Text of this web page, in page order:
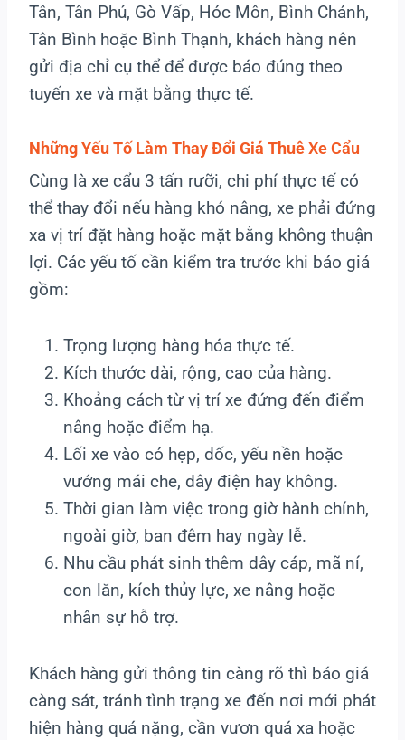
Tân, Tân Phú, Gò Vấp, Hóc Môn, Bình Chánh,
Tân Bình hoặc Bình Thạnh, khách hàng nên
gửi địa chỉ cụ thể để được báo đúng theo
tuyến xe và mặt bằng thực tế.
Những Yếu Tố Làm Thay Đổi Giá Thuê Xe Cẩu
Cùng là xe cẩu 3 tấn rưỡi, chi phí thực tế có
thể thay đổi nếu hàng khó nâng, xe phải đứng
xa vị trí đặt hàng hoặc mặt bằng không thuận
lợi. Các yếu tố cần kiểm tra trước khi báo giá
gồm:
Trọng lượng hàng hóa thực tế.
Kích thước dài, rộng, cao của hàng.
Khoảng cách từ vị trí xe đứng đến điểm
nâng hoặc điểm hạ.
Lối xe vào có hẹp, dốc, yếu nền hoặc
vướng mái che, dây điện hay không.
Thời gian làm việc trong giờ hành chính,
ngoài giờ, ban đêm hay ngày lễ.
Nhu cầu phát sinh thêm dây cáp, mã ní,
con lăn, kích thủy lực, xe nâng hoặc
nhân sự hỗ trợ.
Khách hàng gửi thông tin càng rõ thì báo giá
càng sát, tránh tình trạng xe đến nơi mới phát
hiện hàng quá nặng, cần vươn quá xa hoặc